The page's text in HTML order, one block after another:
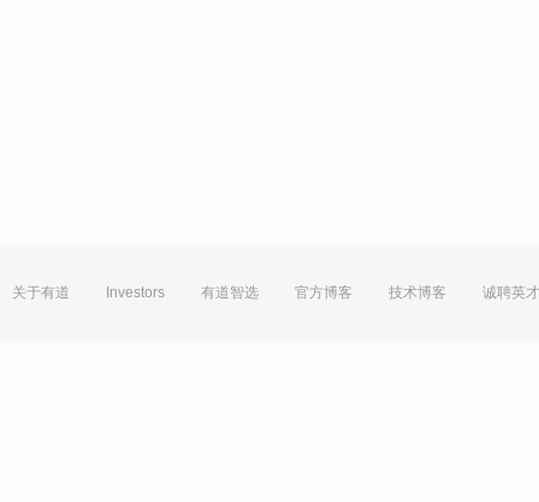
关于有道 Investors 有道智选 官方博客 技术博客 诚聘英才